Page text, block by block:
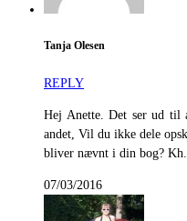
Tanja Olesen
REPLY
Hej Anette. Det ser ud til
andet, Vil du ikke dele
bliver nævnt i din bog?
07/03/2016